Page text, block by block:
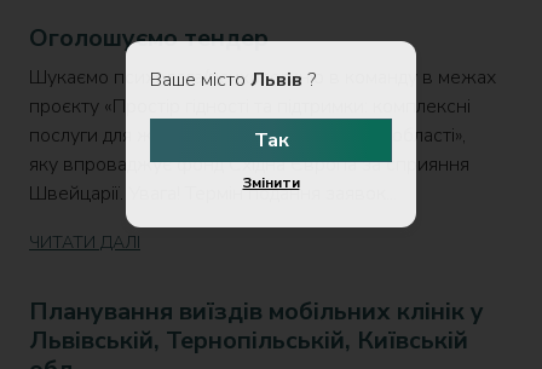
Ваше місто Львів ?
Так
Змінити
Оголошуємо тендер
Шукаємо психолога/психологиню в команду в межах
проєкту «Простір гідності та підтримки: комплексні
послуги для жінок-ВПО в Тернопільській області»,
яку впроваджує фонд Східна Європа за сприяння
Швейцарії. Увага! Термін подання заявок...
ЧИТАТИ ДАЛІ
Планування виїздів мобільних клінік у
Львівській, Тернопільській, Київській